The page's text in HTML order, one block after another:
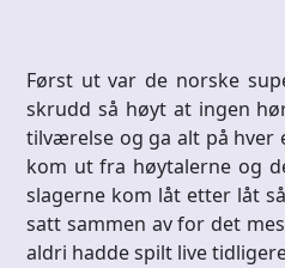
Først ut var de norske
skrudd så høyt at ingen
tilværelse og ga alt på hver
kom ut fra høytalerne og
slagerne kom låt etter låt
satt sammen av for det
aldri hadde spilt live